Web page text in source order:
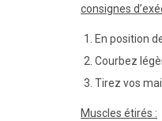
consignes
En position
Courbez
Tirez vos
Muscles étirés :